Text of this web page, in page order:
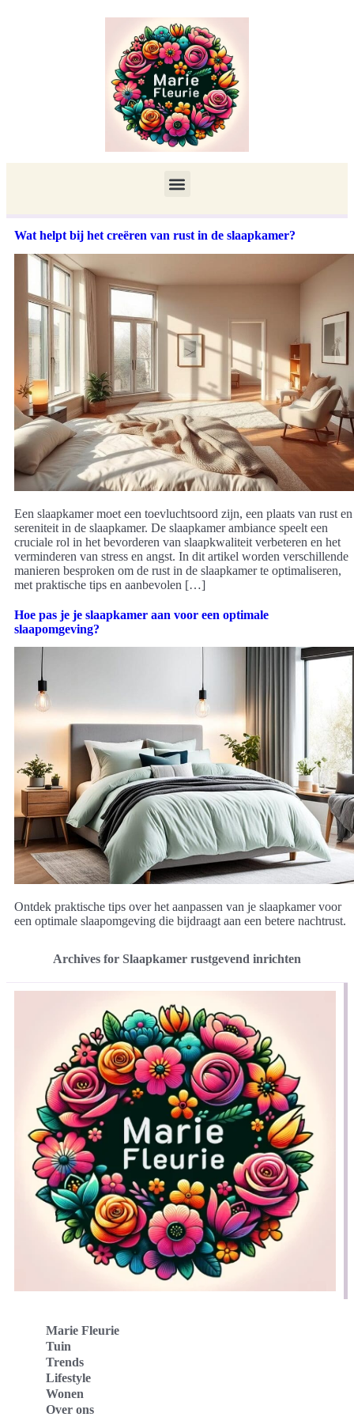
Wat helpt bij het creëren van rust in de slaapkamer?
Een slaapkamer moet een toevluchtsoord zijn, een plaats van rust en
sereniteit in de slaapkamer. De slaapkamer ambiance speelt een
cruciale rol in het bevorderen van slaapkwaliteit verbeteren en het
verminderen van stress en angst. In dit artikel worden verschillende
manieren besproken om de rust in de slaapkamer te optimaliseren,
met praktische tips en aanbevolen […]
Hoe pas je je slaapkamer aan voor een optimale
slaapomgeving?
Ontdek praktische tips over het aanpassen van je slaapkamer voor
een optimale slaapomgeving die bijdraagt aan een betere nachtrust.
Archives for Slaapkamer rustgevend inrichten
Marie Fleurie
Tuin
Trends
Lifestyle
Wonen
Over ons